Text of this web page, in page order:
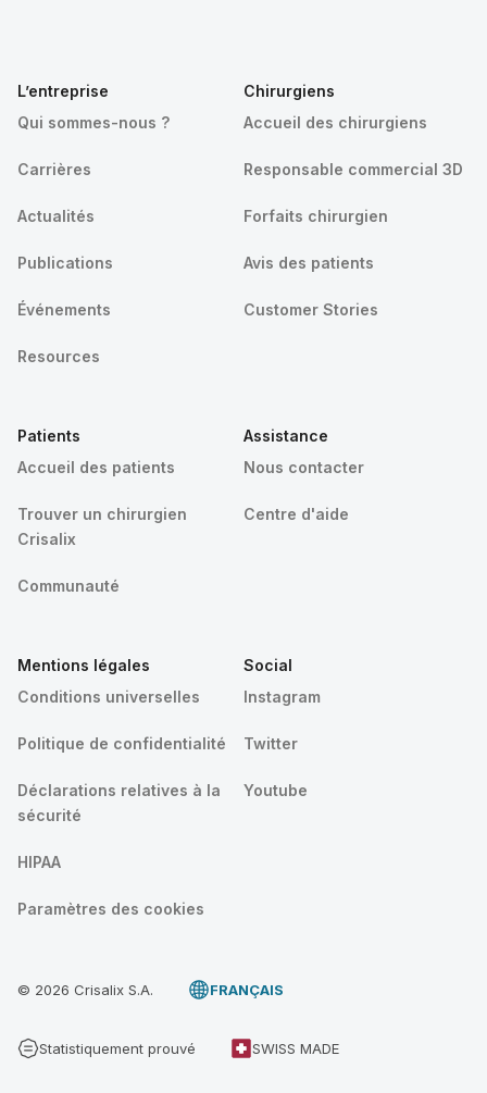
L’entreprise
Qui sommes-nous ?
Carrières
Actualités
Publications
Événements
Resources
Chirurgiens
Accueil des chirurgiens
Responsable commercial 3D
Forfaits chirurgien
Avis des patients
Customer Stories
Patients
Accueil des patients
Trouver un chirurgien
Crisalix
Communauté
Assistance
Nous contacter
Centre d'aide
Mentions légales
Conditions universelles
Politique de confidentialité
Déclarations relatives à la
sécurité
HIPAA
Paramètres des cookies
Social
Instagram
Twitter
Youtube
© 2026 Crisalix S.A. FRANÇAIS
Statistiquement prouvé SWISS MADE